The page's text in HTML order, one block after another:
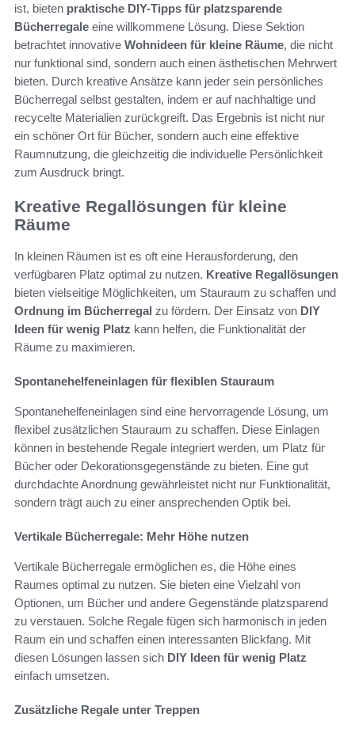
ist, bieten praktische DIY-Tipps für platzsparende
Bücherregale eine willkommene Lösung. Diese Sektion
betrachtet innovative Wohnideen für kleine Räume, die nicht
nur funktional sind, sondern auch einen ästhetischen Mehrwert
bieten. Durch kreative Ansätze kann jeder sein persönliches
Bücherregal selbst gestalten, indem er auf nachhaltige und
recycelte Materialien zurückgreift. Das Ergebnis ist nicht nur
ein schöner Ort für Bücher, sondern auch eine effektive
Raumnutzung, die gleichzeitig die individuelle Persönlichkeit
zum Ausdruck bringt.
Kreative Regallösungen für kleine
Räume
In kleinen Räumen ist es oft eine Herausforderung, den
verfügbaren Platz optimal zu nutzen. Kreative Regallösungen
bieten vielseitige Möglichkeiten, um Stauraum zu schaffen und
Ordnung im Bücherregal zu fördern. Der Einsatz von DIY
Ideen für wenig Platz kann helfen, die Funktionalität der
Räume zu maximieren.
Spontanehelfeneinlagen für flexiblen Stauraum
Spontanehelfeneinlagen sind eine hervorragende Lösung, um
flexibel zusätzlichen Stauraum zu schaffen. Diese Einlagen
können in bestehende Regale integriert werden, um Platz für
Bücher oder Dekorationsgegenstände zu bieten. Eine gut
durchdachte Anordnung gewährleistet nicht nur Funktionalität,
sondern trägt auch zu einer ansprechenden Optik bei.
Vertikale Bücherregale: Mehr Höhe nutzen
Vertikale Bücherregale ermöglichen es, die Höhe eines
Raumes optimal zu nutzen. Sie bieten eine Vielzahl von
Optionen, um Bücher und andere Gegenstände platzsparend
zu verstauen. Solche Regale fügen sich harmonisch in jeden
Raum ein und schaffen einen interessanten Blickfang. Mit
diesen Lösungen lassen sich DIY Ideen für wenig Platz
einfach umsetzen.
Zusätzliche Regale unter Treppen